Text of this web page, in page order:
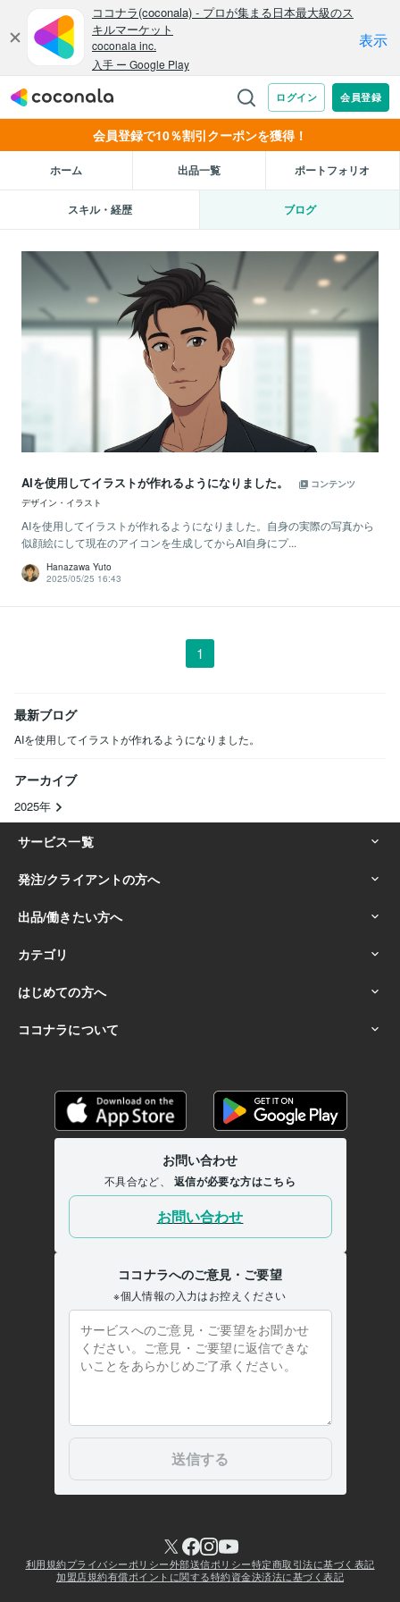
会員登録で10％割引クーポンを獲得！
ホーム 出品一覧 ポートフォリオ
スキル・経歴 ブログ
AIを使用してイラストが作れるようになりました。
コンテンツ
デザイン・イラスト
AIを使用してイラストが作れるようになりました。自身の実際の写真から
似顔絵にして現在のアイコンを生成してからAI自身にプ...
Hanazawa Yuto
2025/05/25 16:43
1
最新ブログ
AIを使用してイラストが作れるようになりました。
アーカイブ
2025年